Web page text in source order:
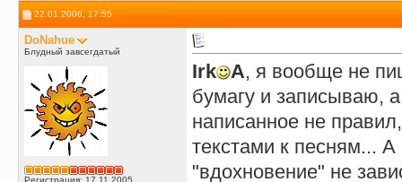
22.01.2006, 17:55
DoNahue
Блудный завсегдатый
Регистрация: 17.11.2005
Irk A, я вообще не
бумагу и записываю, а
написанное не
текстами к песням...
"вдохновение" не